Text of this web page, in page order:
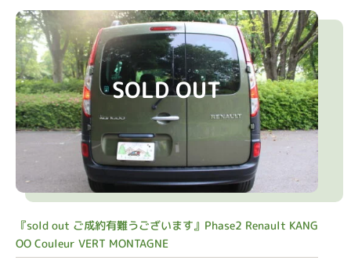
SOLD OUT
『sold out ご成約有難うございます』Phase2 Renault KANG
OO Couleur VERT MONTAGNE